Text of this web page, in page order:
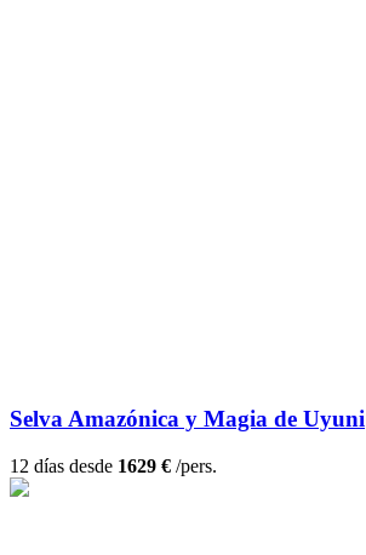
Selva Amazónica y Magia de Uyuni
12 días desde 1629 € /pers.